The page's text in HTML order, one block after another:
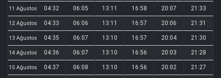
11 Ağustos 04:32 06:05 13:11 16:58 20:07 21:33
12 Ağustos 04:33 06:06 13:11 16:57 20:06 21:31
13 Ağustos 04:35 06:07 13:10 16:57 20:04 21:30
14 Ağustos 04:36 06:07 13:10 16:56 20:03 21:28
15 Ağustos 04:37 06:08 13:10 16:56 20:02 21:27